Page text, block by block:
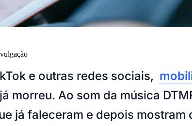
e outras redes sociais,
morreu. Ao som da música
já faleceram e depois mostram